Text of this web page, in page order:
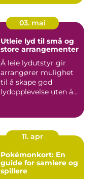
film...
03. mai
Utleie lyd til små og
store arrangementer
Å leie lydutstyr gir
arrangører mulighet
til å skape god
lydopplevelse uten å
11. apr
Pokémonkort: En
guide for samlere og
spillere